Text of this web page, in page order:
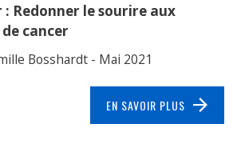
: Redonner le sourire aux
cancer
Bosshardt - Mai 2021
EN SAVOIR PLUS